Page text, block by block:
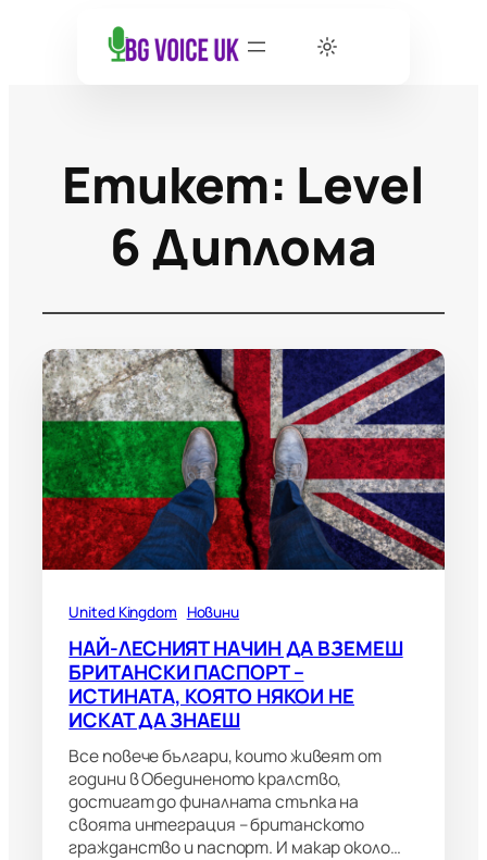
Етикет: Level
6 Диплома
United Kingdom Новини
НАЙ-ЛЕСНИЯТ НАЧИН ДА ВЗЕМЕШ
БРИТАНСКИ ПАСПОРТ –
ИСТИНАТА, КОЯТО НЯКОИ НЕ
ИСКАТ ДА ЗНАЕШ
Все повече българи, които живеят от
години в Обединеното кралство,
достигат до финалната стъпка на
своята интеграция – британското
гражданство и паспорт. И макар около…